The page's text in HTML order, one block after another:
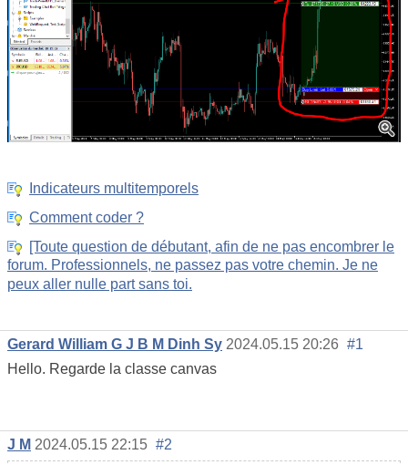
Indicateurs multitemporels
Comment coder ?
[Toute question de débutant, afin de ne pas encombrer le
forum. Professionnels, ne passez pas votre chemin. Je ne
peux aller nulle part sans toi.
Gerard William G J B M Dinh Sy 2024.05.15 20:26 #1
Hello. Regarde la classe canvas
J M 2024.05.15 22:15 #2